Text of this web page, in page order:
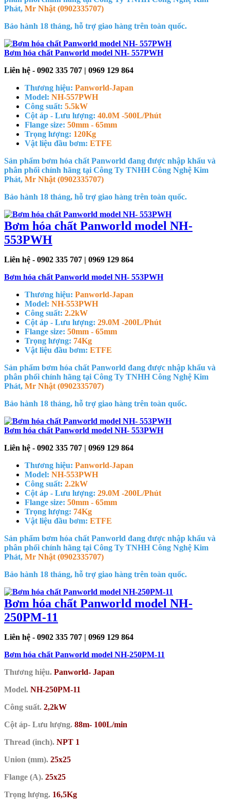
Phát, Mr Nhật (0902335707)
Bảo hành 18 tháng, hỗ trợ giao hàng trên toàn quốc.
Bơm hóa chất Panworld model NH- 557PWH
Liên hệ - 0902 335 707 | 0969 129 864
Thương hiệu: Panworld-Japan
Model: NH-557PWH
Công suất: 5.5kW
Cột áp - Lưu lượng: 40.0M -500L/Phút
Flange size: 50mm - 65mm
Trọng lượng: 120Kg
Vật liệu đầu bơm: ETFE
Sản phẩm bơm hóa chất Panworld đang được nhập khẩu và
phân phối chính hãng tại Công Ty TNHH Công Nghệ Kim
Phát, Mr Nhật (0902335707)
Bảo hành 18 tháng, hỗ trợ giao hàng trên toàn quốc.
Bơm hóa chất Panworld model NH-
553PWH
Liên hệ - 0902 335 707 | 0969 129 864
Bơm hóa chất Panworld model NH- 553PWH
Thương hiệu: Panworld-Japan
Model: NH-553PWH
Công suất: 2.2kW
Cột áp - Lưu lượng: 29.0M -200L/Phút
Flange size: 50mm - 65mm
Trọng lượng: 74Kg
Vật liệu đầu bơm: ETFE
Sản phẩm bơm hóa chất Panworld đang được nhập khẩu và
phân phối chính hãng tại Công Ty TNHH Công Nghệ Kim
Phát, Mr Nhật (0902335707)
Bảo hành 18 tháng, hỗ trợ giao hàng trên toàn quốc.
Bơm hóa chất Panworld model NH- 553PWH
Liên hệ - 0902 335 707 | 0969 129 864
Thương hiệu: Panworld-Japan
Model: NH-553PWH
Công suất: 2.2kW
Cột áp - Lưu lượng: 29.0M -200L/Phút
Flange size: 50mm - 65mm
Trọng lượng: 74Kg
Vật liệu đầu bơm: ETFE
Sản phẩm bơm hóa chất Panworld đang được nhập khẩu và
phân phối chính hãng tại Công Ty TNHH Công Nghệ Kim
Phát, Mr Nhật (0902335707)
Bảo hành 18 tháng, hỗ trợ giao hàng trên toàn quốc.
Bơm hóa chất Panworld model NH-
250PM-11
Liên hệ - 0902 335 707 | 0969 129 864
Bơm hóa chất Panworld model NH-250PM-11
Thương hiệu. Panworld- Japan
Model. NH-250PM-11
Công suất. 2,2kW
Cột áp- Lưu lượng. 88m- 100L/min
Thread (inch). NPT 1
Union (mm). 25x25
Flange (A). 25x25
Trọng lượng. 16,5Kg